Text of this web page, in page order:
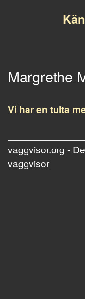
Margrethe
Vi har en tulta
vaggvisor.org -
vaggvisor